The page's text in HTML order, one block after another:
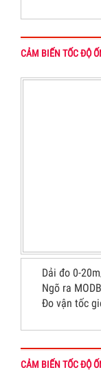
CẢM BIẾN TỐC ĐỘ
Dải đo 0-
Ngõ ra
Đo vận tốc
CẢM BIẾN TỐC ĐỘ